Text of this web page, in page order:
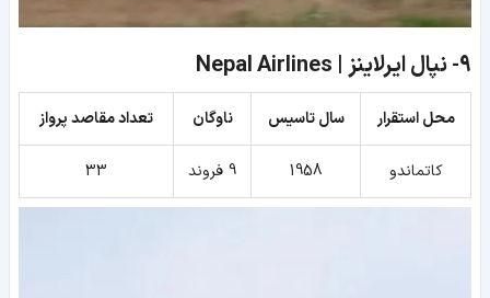
9- نپال ایرلاینز | Nepal Airlines
محل استقرار سال تاسیس ناوگان تعداد مقاصد پرواز
کاتماندو 1958 9 فروند 33